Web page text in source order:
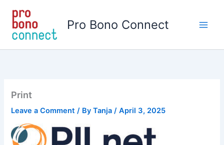
content
Pro Bono Connect
Print
Leave a Comment / ByTanja/April 3, 2025